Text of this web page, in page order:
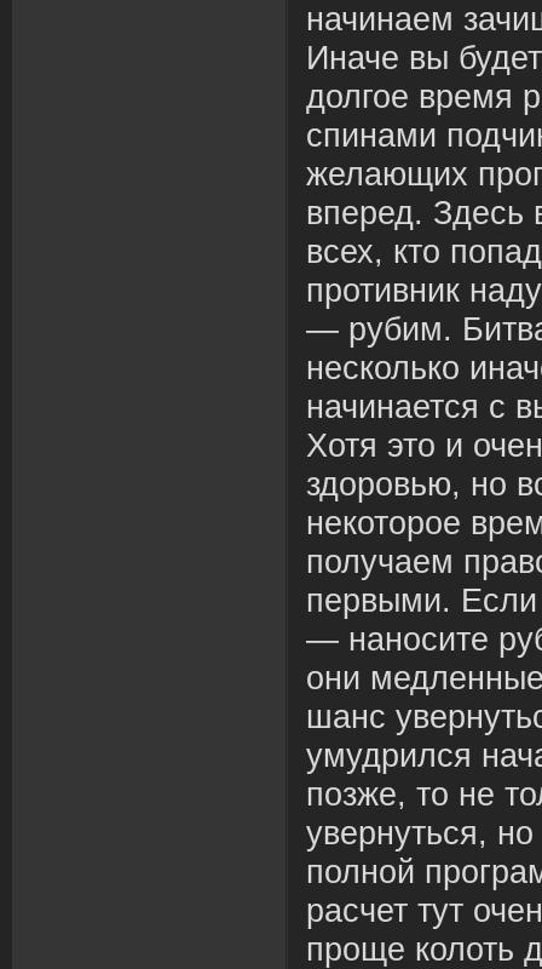
начинаем
Иначе вы
долгое время
спинами
желающих
вперед.
всех, кто
противник
— рубим.
несколько
начинается с
Хотя это и
здоровью, но
некоторое
получаем
первыми. Если
— наносите
они
шанс
умудрился
позже, то не
увернуться,
полной
расчет тут
проще колоть